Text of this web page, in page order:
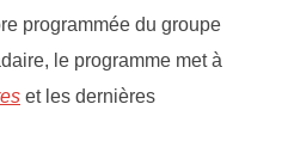
programmée du groupe
le programme met à
et les dernières